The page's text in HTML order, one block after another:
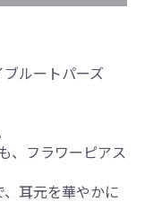
ルートパーズ
、フラワーピアス
耳元を華やかに